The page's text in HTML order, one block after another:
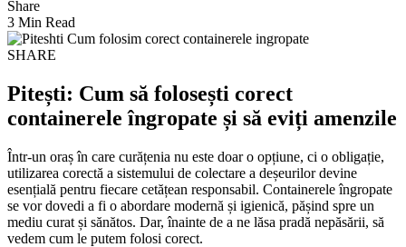
Share
3 Min Read
SHARE
Pitești: Cum să folosești corect
containerele îngropate și să eviți amenzile
Într-un oraș în care curățenia nu este doar o opțiune, ci o obligație,
utilizarea corectă a sistemului de colectare a deșeurilor devine
esențială pentru fiecare cetățean responsabil. Containerele îngropate
se vor dovedi a fi o abordare modernă și igienică, pășind spre un
mediu curat și sănătos. Dar, înainte de a ne lăsa pradă nepăsării, să
vedem cum le putem folosi corect.